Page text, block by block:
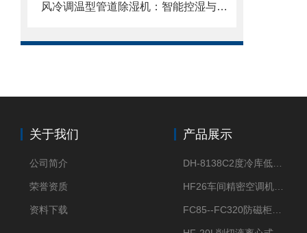
风冷调温型管道除湿机：智能控湿与舒适环境的融合方案
关于我们
公司简介
荣誉资质
资料下载
产品展示